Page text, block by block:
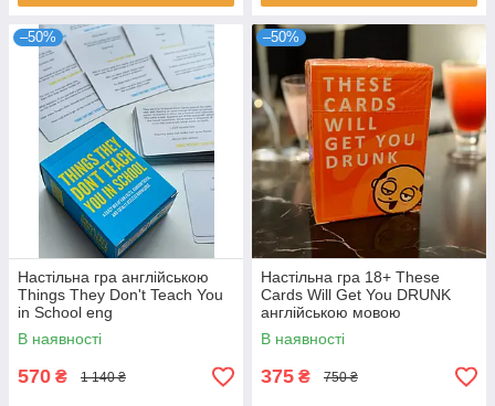
–50%
Настільна гра англійською
Things They Don't Teach You
in School eng
В наявності
570 ₴ 1 140 ₴
–50%
Настільна гра 18+ These
Cards Will Get You DRUNK
англійською мовою
алкогольні для дорослих Eng
В наявності
375 ₴ 750 ₴